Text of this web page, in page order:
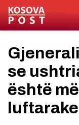
se
është
luftarake